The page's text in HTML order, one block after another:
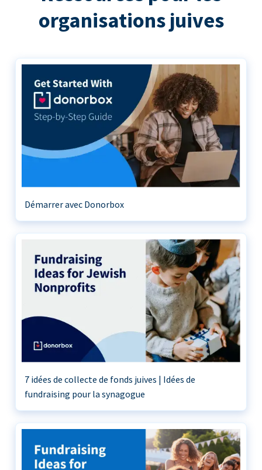
organisations juives
Démarrer avec Donorbox
7 idées de collecte de fonds juives | Idées de
fundraising pour la synagogue